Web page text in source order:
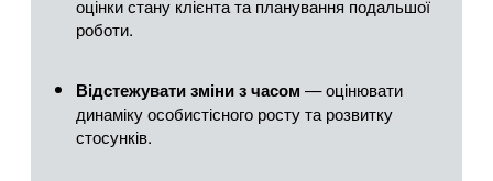
оцінки стану клієнта та планування подальшої
роботи.
Відстежувати зміни з часом — оцінювати
динаміку особистісного росту та розвитку
стосунків.